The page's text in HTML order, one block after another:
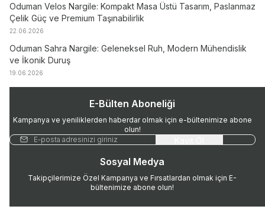
Oduman Velos Nargile: Kompakt Masa Üstü Tasarım, Paslanmaz
Çelik Güç ve Premium Taşınabilirlik
22.06.2026
Oduman Sahra Nargile: Geleneksel Ruh, Modern Mühendislik
ve İkonik Duruş
19.06.2026
E-Bülten Aboneliği
Kampanya ve yeniliklerden haberdar olmak için e-bültenimize abone
olun!
Sosyal Medya
Takipçilerimize Özel Kampanya ve Fırsatlardan olmak için E-
bültenimize abone olun!